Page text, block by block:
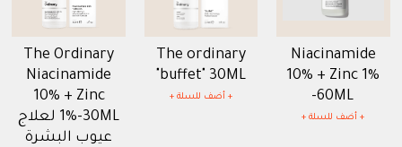
Niacinamide
10% + Zinc 1%
-60ML
+ أضف للسلة +
The ordinary
"buffet" 30ML
+ أضف للسلة +
The Ordinary
Niacinamide
10% + Zinc
1%-30ML لعلاج
عيوب البشرة